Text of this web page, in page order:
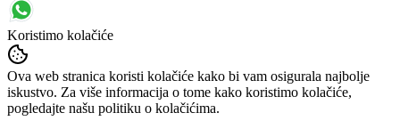
Koristimo kolačiće
Ova web stranica koristi kolačiće kako bi vam osigurala najbolje
iskustvo. Za više informacija o tome kako koristimo kolačiće,
pogledajte našu politiku o kolačićima.